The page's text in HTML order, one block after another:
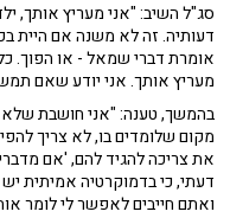
סג"ל השיב: "אני מעריץ אותך,
דעותיה. זה לא משנה אם היית
אומרת דברי שמאל - או הפוך.
מעריץ אותך. אני יודע שאם
בהמשך, טענה: "אני חושבת שלא
מקום שלומדים בו, לא צריך
את צריכה להגיד להם, 'אם
דעתי, כי בדמוקרטיה אמיתית
ואתם חייבים לאפשר לי לומר